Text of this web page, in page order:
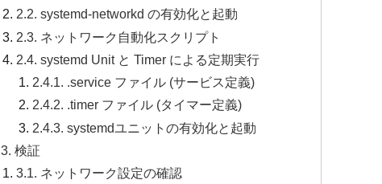
2.2. systemd-networkd の有効化と起動
2.3. ネットワーク自動化スクリプト
2.4. systemd Unit と Timer による定期実行
2.4.1. .service ファイル (サービス定義)
2.4.2. .timer ファイル (タイマー定義)
2.4.3. systemdユニットの有効化と起動
3. 検証
3.1. ネットワーク設定の確認